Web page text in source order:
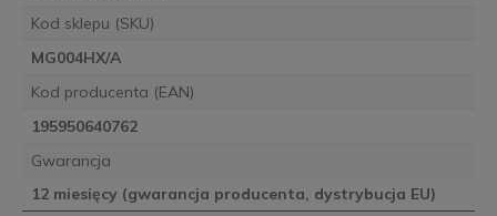
Kod sklepu (SKU)
MG004HX/A
Kod producenta (EAN)
195950640762
Gwarancja
12 miesięcy (gwarancja producenta, dystrybucja EU)